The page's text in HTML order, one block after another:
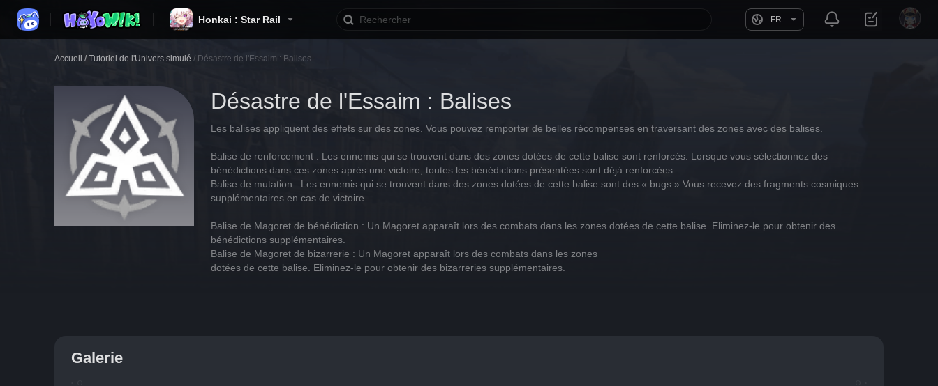
Honkai : Star Rail FR
Accueil / Tutoriel de l'Univers simulé / Désastre de l'Essaim : Balises
Désastre de l'Essaim : Balises
Les balises appliquent des effets sur des zones. Vous pouvez remporter de belles récompenses en traversant des zones avec des balises.
Balise de renforcement : Les ennemis qui se trouvent dans des zones dotées de cette balise sont renforcés. Lorsque vous sélectionnez des
bénédictions dans ces zones après une victoire, toutes les bénédictions présentées sont déjà renforcées.
Balise de mutation : Les ennemis qui se trouvent dans des zones dotées de cette balise sont des « bugs » Vous recevez des fragments cosmiques
supplémentaires en cas de victoire.
Balise de Magoret de bénédiction : Un Magoret apparaît lors des combats dans les zones dotées de cette balise. Eliminez-le pour obtenir des
bénédictions supplémentaires.
Balise de Magoret de bizarrerie : Un Magoret apparaît lors des combats dans les zones
dotées de cette balise. Eliminez-le pour obtenir des bizarreries supplémentaires.
Galerie